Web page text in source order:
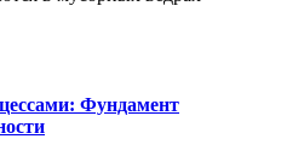
Фундамент